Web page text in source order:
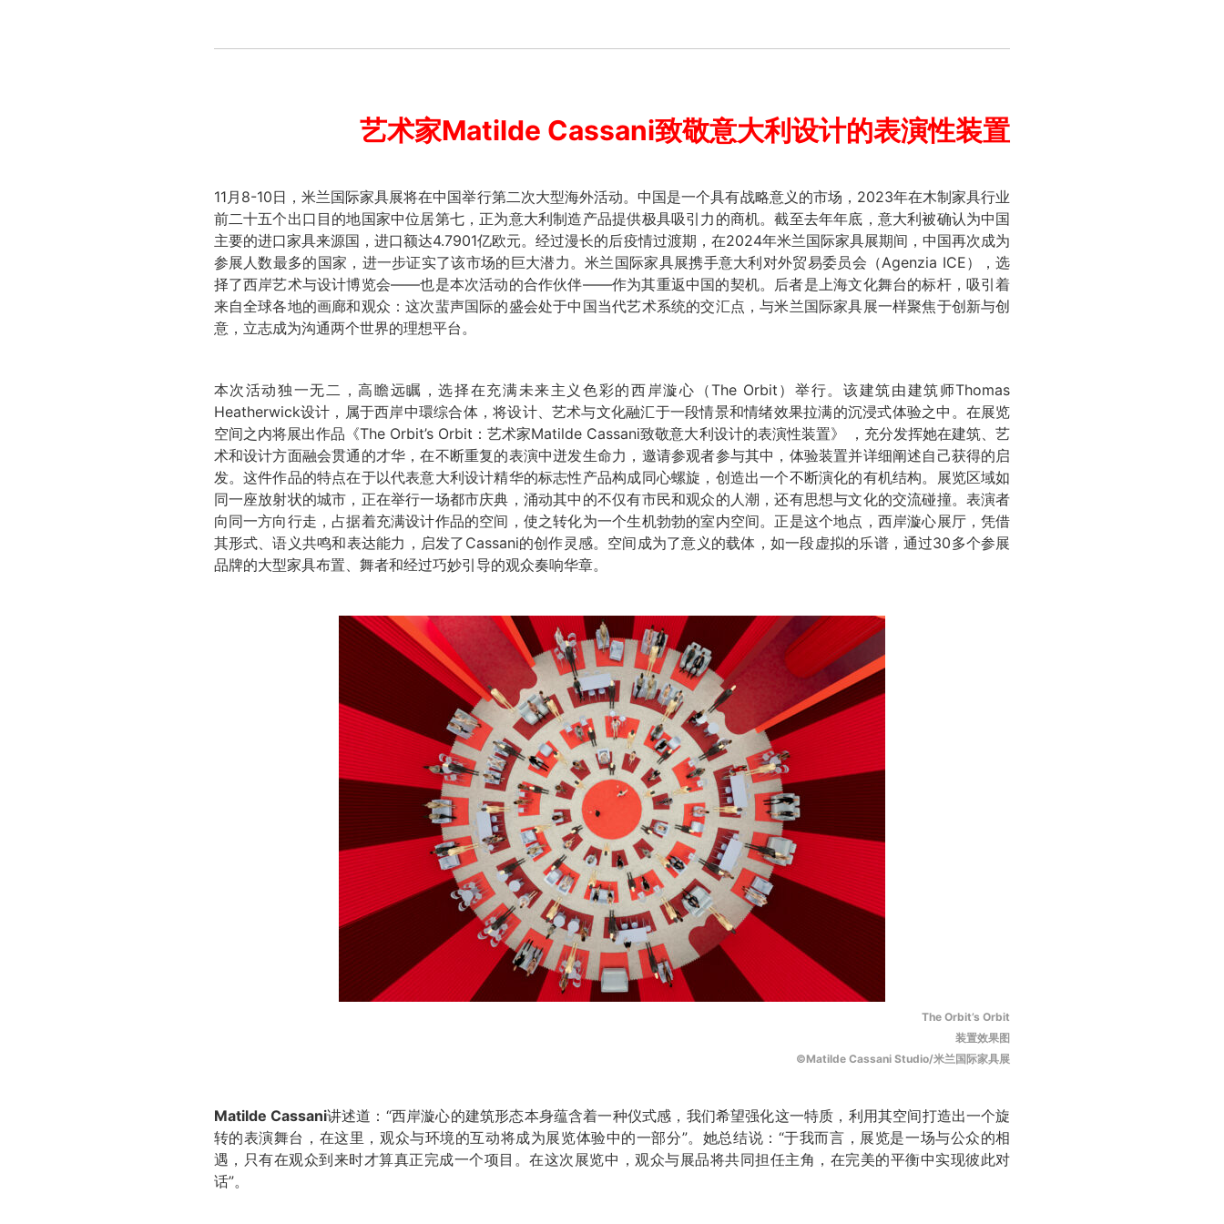
艺术家Matilde Cassani致敬意大利设计的表演性装置
11月8-10日，米兰国际家具展将在中国举行第二次大型海外活动。中国是一个具有战略意义的市场，2023年在木制家具行业
前二十五个出口目的地国家中位居第七，正为意大利制造产品提供极具吸引力的商机。截至去年年底，意大利被确认为中国
主要的进口家具来源国，进口额达4.7901亿欧元。经过漫长的后疫情过渡期，在2024年米兰国际家具展期间，中国再次成为
参展人数最多的国家，进一步证实了该市场的巨大潜力。米兰国际家具展携手意大利对外贸易委员会（Agenzia ICE），选
择了西岸艺术与设计博览会——也是本次活动的合作伙伴——作为其重返中国的契机。后者是上海文化舞台的标杆，吸引着
来自全球各地的画廊和观众：这次蜚声国际的盛会处于中国当代艺术系统的交汇点，与米兰国际家具展一样聚焦于创新与创
意，立志成为沟通两个世界的理想平台。
本次活动独一无二，高瞻远瞩，选择在充满未来主义色彩的西岸漩心（The Orbit）举行。该建筑由建筑师Thomas
Heatherwick设计，属于西岸中環综合体，将设计、艺术与文化融汇于一段情景和情绪效果拉满的沉浸式体验之中。在展览
空间之内将展出作品《The Orbit’s Orbit：艺术家Matilde Cassani致敬意大利设计的表演性装置》 ，充分发挥她在建筑、艺
术和设计方面融会贯通的才华，在不断重复的表演中迸发生命力，邀请参观者参与其中，体验装置并详细阐述自己获得的启
发。这件作品的特点在于以代表意大利设计精华的标志性产品构成同心螺旋，创造出一个不断演化的有机结构。展览区域如
同一座放射状的城市，正在举行一场都市庆典，涌动其中的不仅有市民和观众的人潮，还有思想与文化的交流碰撞。表演者
向同一方向行走，占据着充满设计作品的空间，使之转化为一个生机勃勃的室内空间。正是这个地点，西岸漩心展厅，凭借
其形式、语义共鸣和表达能力，启发了Cassani的创作灵感。空间成为了意义的载体，如一段虚拟的乐谱，通过30多个参展
品牌的大型家具布置、舞者和经过巧妙引导的观众奏响华章。
The Orbit’s Orbit
装置效果图
©Matilde Cassani Studio/米兰国际家具展
Matilde Cassani讲述道：“西岸漩心的建筑形态本身蕴含着一种仪式感，我们希望强化这一特质，利用其空间打造出一个旋
转的表演舞台，在这里，观众与环境的互动将成为展览体验中的一部分”。她总结说：“于我而言，展览是一场与公众的相
遇，只有在观众到来时才算真正完成一个项目。在这次展览中，观众与展品将共同担任主角，在完美的平衡中实现彼此对
话”。